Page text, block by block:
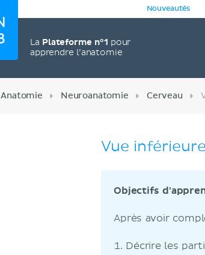
La Plateforme n°1 pour
apprendre l’anatomie
Nouveautés
Anatomie Neuroanatomie Cerveau
Vue
Objectifs
​​Après avoir
Décrire les